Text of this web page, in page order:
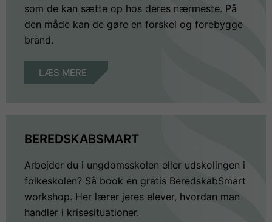
som de kan sætte op hos deres nærmeste. På
den måde kan de gøre en forskel og forebygge
brand.
LÆS MERE
BEREDSKABSMART
Arbejder du i ungdomsskolen eller udskolingen i
folkeskolen? Så book en gratis BeredskabSmart
workshop. Her lærer jeres elever, hvordan man
handler i krisesituationer.